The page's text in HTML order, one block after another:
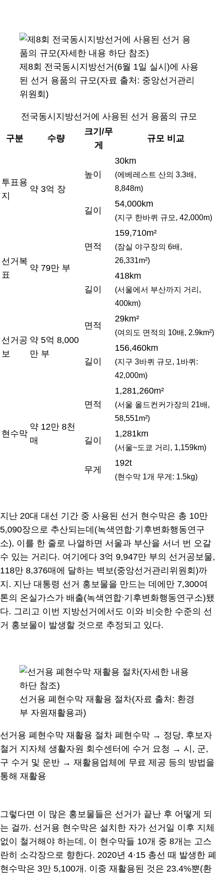
제8회 전국동시지방선거(6월 1일 실시)에 사용
된 선거 용품의 규모(자료 출처: 중앙선거관리
위원회)
전국동시지방선거에 사용된 선거 용품의 규모
구분 수량
크기/무
게
규모 비교
투표용
지
약 3억 장
높이
30km
(에베레스트 산의 3.3배,
8,848m)
길이
54,000km
(지구 한바퀴 규모, 42,000m)
선거복
표
약 79만 부
면적
159,710m²
(잠실 야구장의 6배,
26,331m²)
길이
418km
(서울에서 부산까지 거리,
400km)
선거공
보
약 5억 8,000
만 부
면적
29km²
(여의도 면적의 10배, 2.9km²)
길이
156,460km
(지구 3바퀴 규모, 1바퀴:
42,000m)
현수막
약 12만 8천
매
면적
1,281,260m²
(서울 올드컨커가장의 21배,
58,551m²)
길이
1,281km
(서울~도쿄 거리, 1,159km)
무게
192t
(현수막 1개 무게: 1.5kg)
지난 20대 대선 기간 중 사용된 선거 현수막은 총 10만
5,090장으로 추산되는데(녹색연합∙기후변화행동연구
소), 이를 한 줄로 나열하면 서울과 부산을 서너 번 오갈
수 있는 거리다. 여기에다 3억 9,947만 부의 선거공보물,
118만 8,376매에 달하는 벽보(중앙선거관리위원회)까
지. 지난 대통령 선거 홍보물을 만드는 데에만 7,300여
톤의 온실가스가 배출(녹색연합∙기후변화행동연구소)됐
다. 그리고 이번 지방선거에서도 이와 비슷한 수준의 선
거 홍보물이 발생할 것으로 추정되고 있다.
선거용 폐현수막 재활용 절차(자료 출처: 환경
부 자원재활용과)
선거용 폐현수막 재활용 절차 폐현수막 → 정당, 후보자
철거 지자체 생활자원 회수센터에 수거 요청 → 시, 군,
구 수거 및 운반 → 재활용업체에 무료 제공 등의 방법을
통해 재활용
그렇다면 이 많은 홍보물들은 선거가 끝난 후 어떻게 되
는 걸까. 선거용 현수막은 설치한 자가 선거일 이후 지체
없이 철거해야 하는데, 이 현수막들 10개 중 8개는 고스
란히 소각장으로 향한다. 2020년 4·15 총선 때 발생한 폐
현수막은 3만 5,100개. 이중 재활용된 것은 23.4%뿐(환